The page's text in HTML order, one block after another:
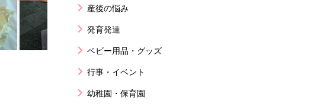
産後の悩み
発育発達
ベビー用品・グッズ
行事・イベント
幼稚園・保育園